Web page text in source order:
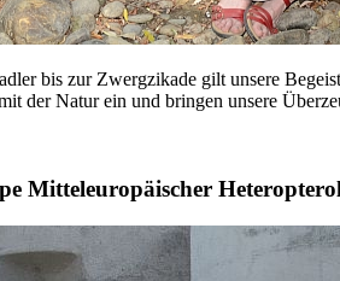
bis zur Zwergzikade gilt unsere
der Natur ein und bringen unsere
Mitteleuropäischer